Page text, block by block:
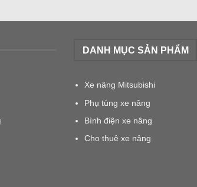
DANH MỤC SẢN PHẨM
Xe nâng Mitsubishi
Phụ tùng xe nâng
Bình điện xe nâng
Cho thuê xe nâng